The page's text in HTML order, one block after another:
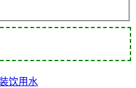
饮用水